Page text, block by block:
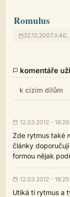
Romulus
22.12.2007 40,
komentáře
k cizím dílům
12.03.2012 - 18:26
Zde rytmus také
články
formou nějak
12.03.2012 - 18:25
Utíká ti rytmus a